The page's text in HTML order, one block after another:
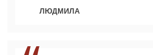
ЛЮДМИЛА